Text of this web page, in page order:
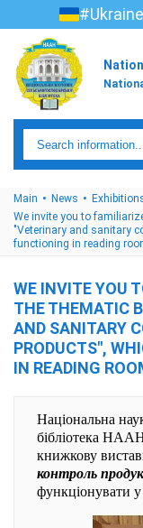
Main News
We invite you to
"Veterinary and sanitary
functioning in reading
WE INVITE YOU
THE THEMATIC
AND SANITARY
PRODUCTS",
IN READING
Національна
бібліотека
книжкову
контроль
функціонувати